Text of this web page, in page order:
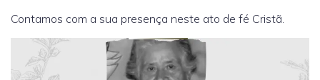
Contamos com a sua presença neste ato de fé Cristã.